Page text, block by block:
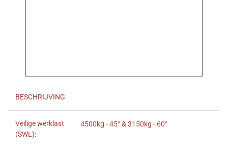
BESCHRIJVING
Veilige werklast
(SWL):
4500kg - 45° & 3150kg - 60°